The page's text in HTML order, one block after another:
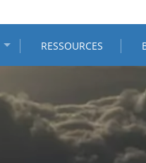
RESSOURCES